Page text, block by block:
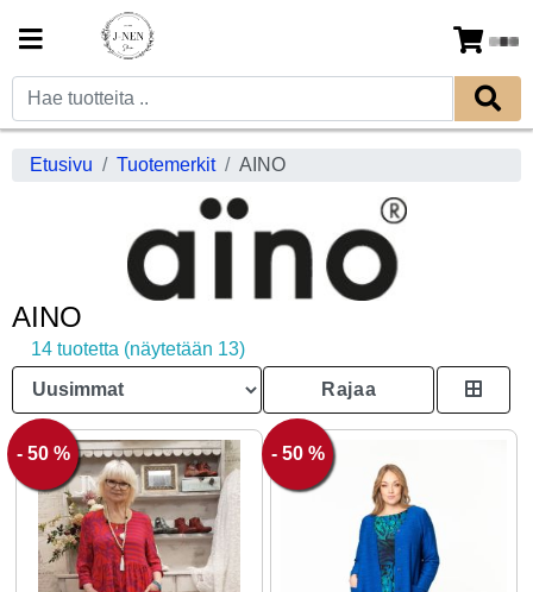
Etusivu Tuotemerkit AINO
AINO
14 tuotetta (näytetään 13)
Rajaa
- 50 % - 50 %